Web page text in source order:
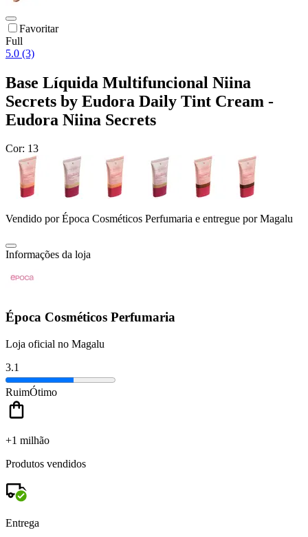
Favoritar
Full
5.0 (3)
Base Líquida Multifuncional Niina
Secrets by Eudora Daily Tint Cream -
Eudora Niina Secrets
Cor: 13
Vendido porÉpoca Cosméticos Perfumaria e entregue por Magalu
Informações da loja
Época Cosméticos Perfumaria
Loja oficial no Magalu
3.1
RuimÓtimo
+1 milhão
Produtos vendidos
Entrega